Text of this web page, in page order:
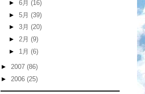
► 6月 (16)
► 5月 (39)
► 3月 (20)
► 2月 (9)
► 1月 (6)
► 2007 (86)
► 2006 (25)